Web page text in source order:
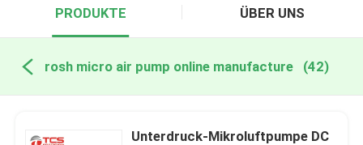
PRODUKTE ÜBER UNS
rosh micro air pump online manufacture (42)
Unterdruck-Mikroluftpumpe DC